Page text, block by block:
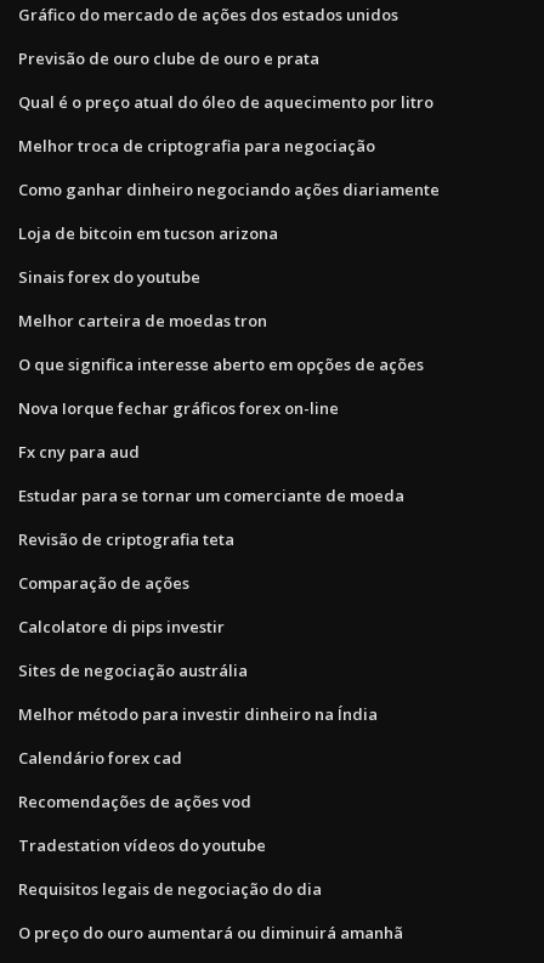
Gráfico do mercado de ações dos estados unidos
Previsão de ouro clube de ouro e prata
Qual é o preço atual do óleo de aquecimento por litro
Melhor troca de criptografia para negociação
Como ganhar dinheiro negociando ações diariamente
Loja de bitcoin em tucson arizona
Sinais forex do youtube
Melhor carteira de moedas tron
O que significa interesse aberto em opções de ações
Nova Iorque fechar gráficos forex on-line
Fx cny para aud
Estudar para se tornar um comerciante de moeda
Revisão de criptografia teta
Comparação de ações
Calcolatore di pips investir
Sites de negociação austrália
Melhor método para investir dinheiro na Índia
Calendário forex cad
Recomendações de ações vod
Tradestation vídeos do youtube
Requisitos legais de negociação do dia
O preço do ouro aumentará ou diminuirá amanhã